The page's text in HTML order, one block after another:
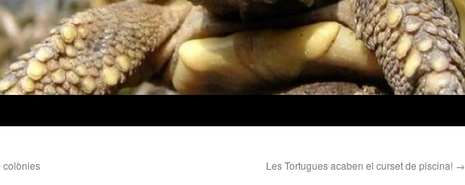
colònies Les Tortugues acaben el curset de piscina! →